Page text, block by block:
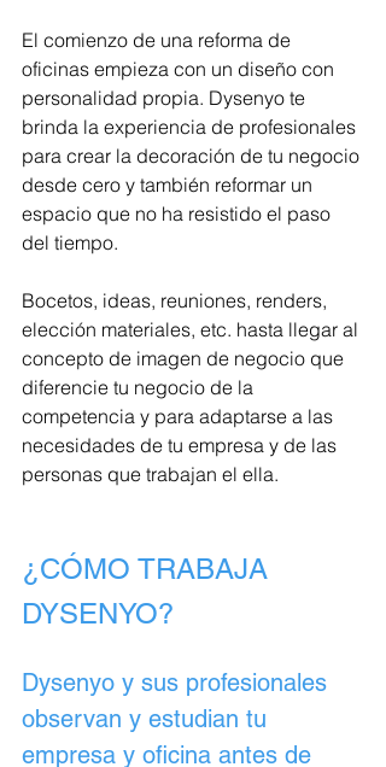
El comienzo de una reforma de
oficinas empieza con un diseño con
personalidad propia. Dysenyo te
brinda la experiencia de profesionales
para crear la decoración de tu negocio
desde cero y también reformar un
espacio que no ha resistido el paso
del tiempo.
Bocetos, ideas, reuniones, renders,
elección materiales, etc. hasta llegar al
concepto de imagen de negocio que
diferencie tu negocio de la
competencia y para adaptarse a las
necesidades de tu empresa y de las
personas que trabajan el ella.
¿CÓMO TRABAJA
DYSENYO?
Dysenyo y sus profesionales
observan y estudian tu
empresa y oficina antes de